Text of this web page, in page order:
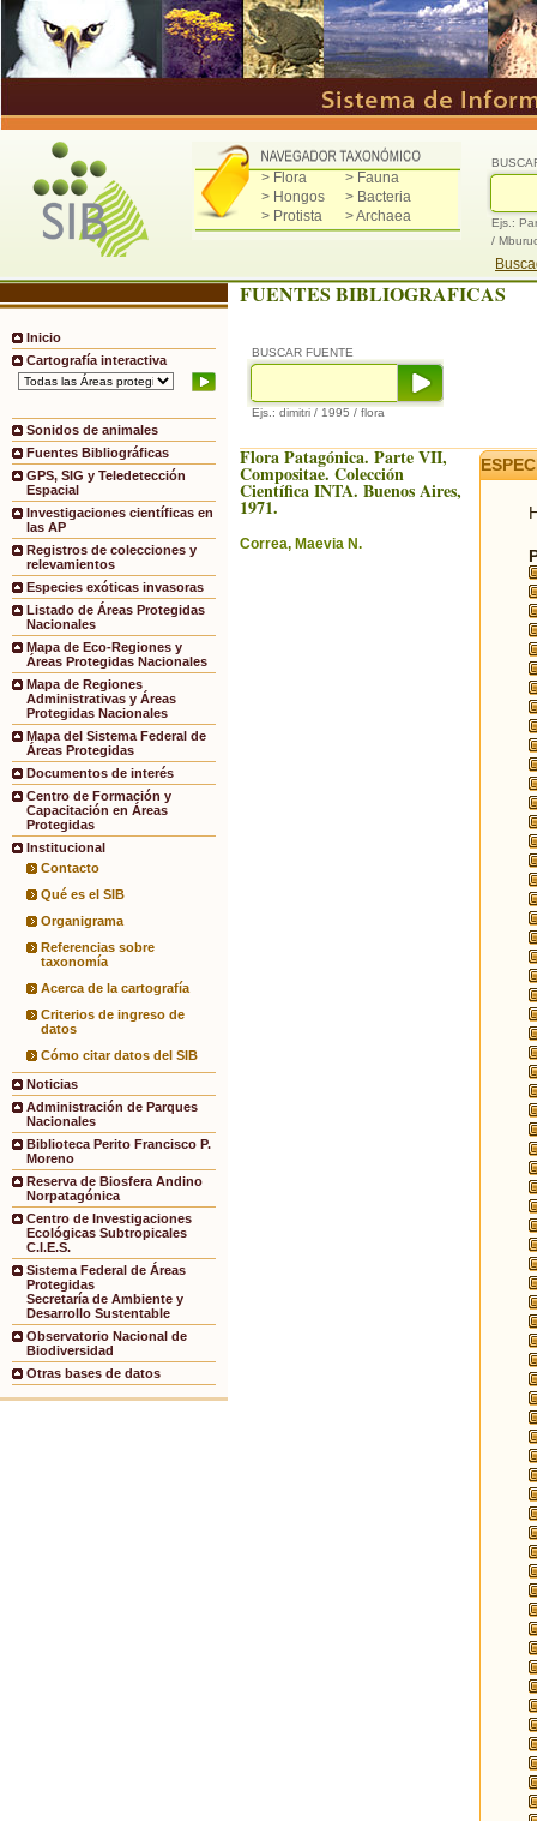
> Flora
> Fauna
> Hongos
> Bacteria
> Protista
> Archaea
Ejs.:
/
Inicio
Cartografía interactiva
Sonidos de animales
Fuentes Bibliográficas
GPS, SIG y Teledetección
Espacial
Investigaciones científicas en
las AP
Registros de colecciones y
relevamientos
Especies exóticas invasoras
Listado de Áreas Protegidas
Nacionales
Mapa de Eco-Regiones y
Áreas Protegidas Nacionales
Mapa de Regiones
Administrativas y Áreas
Protegidas Nacionales
Mapa del Sistema Federal de
Áreas Protegidas
Documentos de interés
Centro de Formación y
Capacitación en Áreas
Protegidas
Institucional
Contacto
Qué es el SIB
Organigrama
Referencias sobre
taxonomía
Acerca de la cartografía
Criterios de ingreso de
datos
Cómo citar datos del SIB
Noticias
Administración de Parques
Nacionales
Biblioteca Perito Francisco P.
Moreno
Reserva de Biosfera Andino
Norpatagónica
Centro de Investigaciones
Ecológicas Subtropicales
C.I.E.S.
Sistema Federal de Áreas
Protegidas
Secretaría de Ambiente y
Desarrollo Sustentable
Observatorio Nacional de
Biodiversidad
Otras bases de datos
FUENTES BIBLIOGRAFICAS
BUSCAR FUENTE
Ejs.: dimitri / 1995 / flora
Flora Patagónica. Parte VII,
Compositae. Colección
Científica INTA. Buenos Aires,
1971.
Correa, Maevia N.